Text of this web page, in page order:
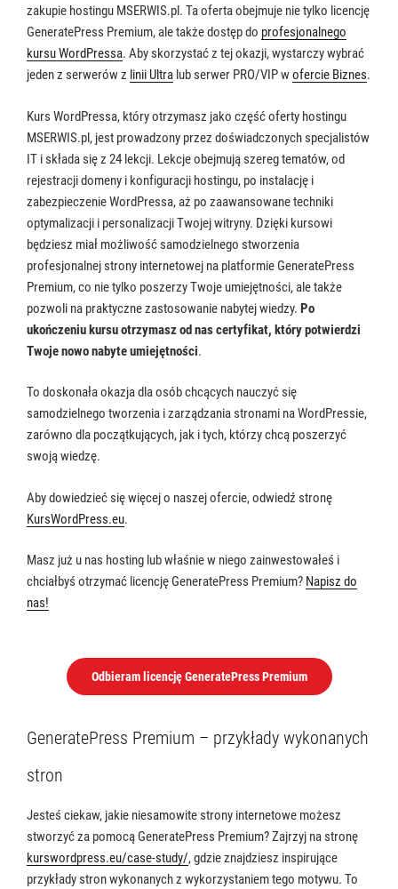
zakupie hostingu MSERWIS.pl. Ta oferta obejmuje nie tylko licencję
GeneratePress Premium, ale także dostęp do profesjonalnego
kursu WordPressa. Aby skorzystać z tej okazji, wystarczy wybrać
jeden z serwerów z linii Ultra lub serwer PRO/VIP wofercie Biznes.
Kurs WordPressa, który otrzymasz jako część oferty hostingu
MSERWIS.pl, jest prowadzony przez doświadczonych specjalistów
IT i składa się z 24 lekcji. Lekcje obejmują szereg tematów, od
rejestracji domeny i konfiguracji hostingu, po instalację i
zabezpieczenie WordPressa, aż po zaawansowane techniki
optymalizacji i personalizacji Twojej witryny. Dzięki kursowi
będziesz miał możliwość samodzielnego stworzenia
profesjonalnej strony internetowej na platformie GeneratePress
Premium, co nie tylko poszerzy Twoje umiejętności, ale także
pozwoli na praktyczne zastosowanie nabytej wiedzy. Po
ukończeniu kursu otrzymasz od nas certyfikat, który potwierdzi
Twoje nowo nabyte umiejętności.
To doskonała okazja dla osób chcących nauczyć się
samodzielnego tworzenia i zarządzania stronami na WordPressie,
zarówno dla początkujących, jak i tych, którzy chcą poszerzyć
swoją wiedzę.
Aby dowiedzieć się więcej o naszej ofercie, odwiedź stronę
KursWordPress.eu​​​​​​.
Masz już u nas hosting lub właśnie w niego zainwestowałeś i
chciałbyś otrzymać licencję GeneratePress Premium? Napisz do
nas!
Odbieram licencję GeneratePress Premium
GeneratePress Premium – przykłady wykonanych
stron
Jesteś ciekaw, jakie niesamowite strony internetowe możesz
stworzyć za pomocą GeneratePress Premium? Zajrzyj na stronę
kurswordpress.eu/case-study/, gdzie znajdziesz inspirujące
przykłady stron wykonanych z wykorzystaniem tego motywu. To